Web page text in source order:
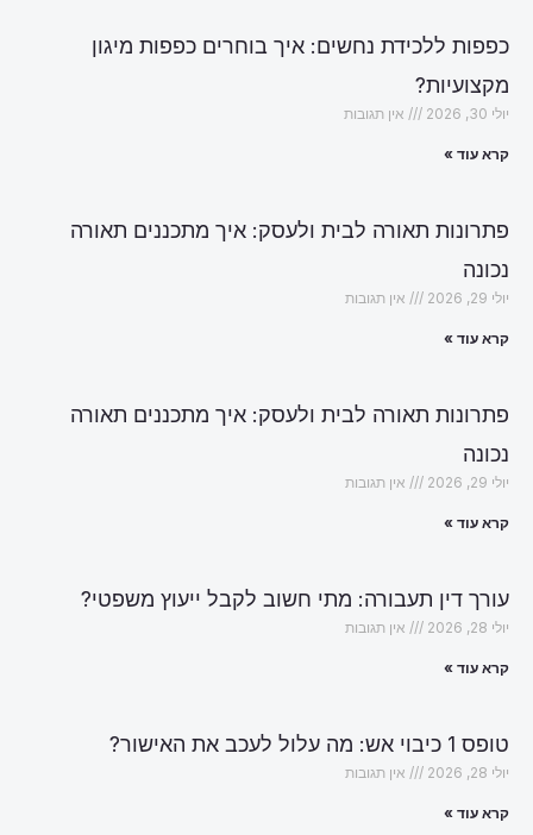
כפפות ללכידת נחשים: איך בוחרים כפפות מיגון
מקצועיות?
יולי 30, 2026 אין תגובות
קרא עוד »
פתרונות תאורה לבית ולעסק: איך מתכננים תאורה
נכונה
יולי 29, 2026 אין תגובות
קרא עוד »
פתרונות תאורה לבית ולעסק: איך מתכננים תאורה
נכונה
יולי 29, 2026 אין תגובות
קרא עוד »
עורך דין תעבורה: מתי חשוב לקבל ייעוץ משפטי?
יולי 28, 2026 אין תגובות
קרא עוד »
טופס 1 כיבוי אש: מה עלול לעכב את האישור?
יולי 28, 2026 אין תגובות
קרא עוד »